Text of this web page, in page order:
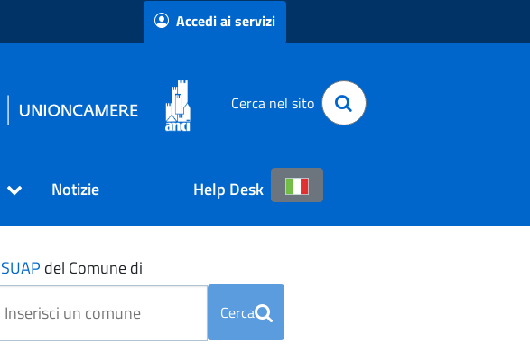
Accedi ai servizi
Cerca nel sito
Notizie Help Desk
SUAP del Comune di
Cerca